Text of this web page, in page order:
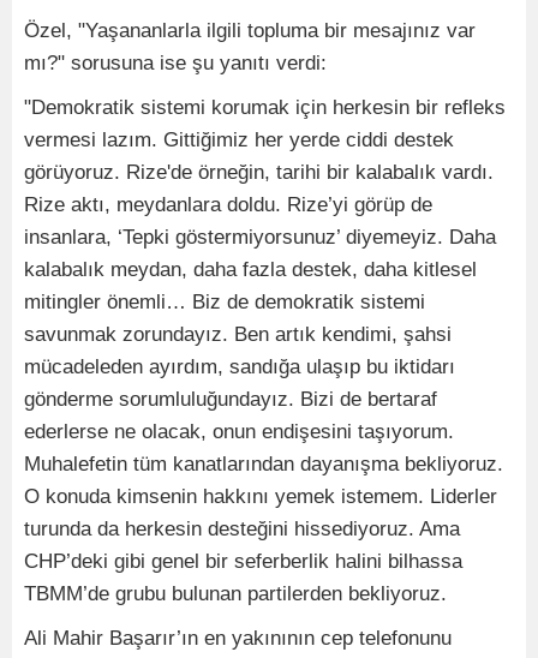
Özel, "Yaşananlarla ilgili topluma bir mesajınız var
mı?" sorusuna ise şu yanıtı verdi:
"Demokratik sistemi korumak için herkesin bir refleks
vermesi lazım. Gittiğimiz her yerde ciddi destek
görüyoruz. Rize'de örneğin, tarihi bir kalabalık vardı.
Rize aktı, meydanlara doldu. Rize’yi görüp de
insanlara, ‘Tepki göstermiyorsunuz’ diyemeyiz. Daha
kalabalık meydan, daha fazla destek, daha kitlesel
mitingler önemli… Biz de demokratik sistemi
savunmak zorundayız. Ben artık kendimi, şahsi
mücadeleden ayırdım, sandığa ulaşıp bu iktidarı
gönderme sorumluluğundayız. Bizi de bertaraf
ederlerse ne olacak, onun endişesini taşıyorum.
Muhalefetin tüm kanatlarından dayanışma bekliyoruz.
O konuda kimsenin hakkını yemek istemem. Liderler
turunda da herkesin desteğini hissediyoruz. Ama
CHP’deki gibi genel bir seferberlik halini bilhassa
TBMM’de grubu bulunan partilerden bekliyoruz.
Ali Mahir Başarır’ın en yakınının cep telefonunu